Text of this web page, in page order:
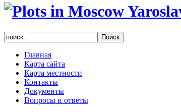
Главная
Карта сайта
Карта местности
Контакты
Документы
Вопросы и ответы